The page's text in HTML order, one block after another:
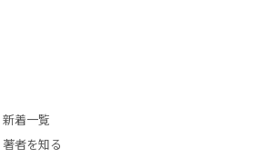
新着一覧
著者を知る